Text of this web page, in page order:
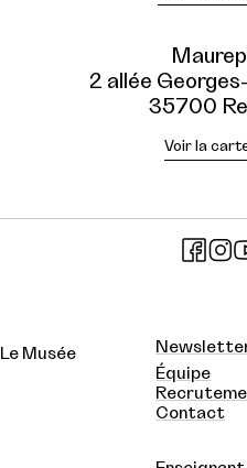
2 allée
35700
Voir la
Le Musée
Équipe
Contact